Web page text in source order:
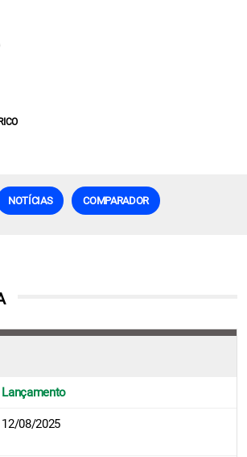
NOTÍCIAS COMPARADOR
Lançamento
12/08/2025